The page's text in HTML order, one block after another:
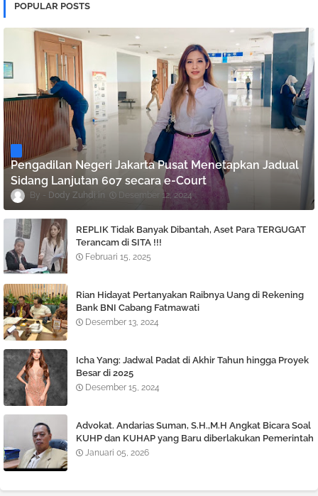
POPULAR POSTS
Pengadilan Negeri Jakarta Pusat Menetapkan Jadual
Sidang Lanjutan 607 secara e-Court
Dody Zuhdi Desember 12, 2024
REPLIK Tidak Banyak Dibantah, Aset Para TERGUGAT
Terancam di SITA !!!
Februari 15, 2025
Rian Hidayat Pertanyakan Raibnya Uang di Rekening
Bank BNI Cabang Fatmawati
Desember 13, 2024
Icha Yang: Jadwal Padat di Akhir Tahun hingga Proyek
Besar di 2025
Desember 15, 2024
Advokat. Andarias Suman, S.H.,M.H Angkat Bicara Soal
KUHP dan KUHAP yang Baru diberlakukan Pemerintah
Januari 05, 2026